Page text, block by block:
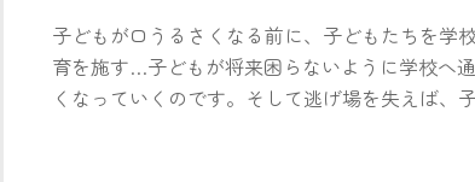
子どもが口うるさくなる前に、子どもたちを学
育を施す…子どもが将来困らないように学校へ
くなっていくのです。そして逃げ場を失えば、